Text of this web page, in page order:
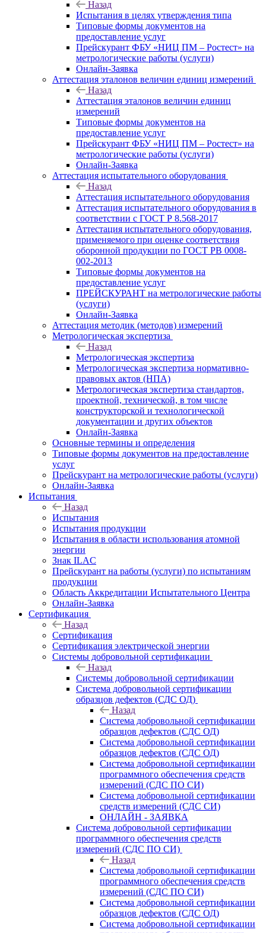
Назад
Испытания в целях утверждения типа
Типовые формы документов на
предоставление услуг
Прейскурант ФБУ «НИЦ ПМ – Ростест» на
метрологические работы (услуги)
Онлайн-Заявка
Аттестация эталонов величин единиц измерений
Назад
Аттестация эталонов величин единиц
измерений
Типовые формы документов на
предоставление услуг
Прейскурант ФБУ «НИЦ ПМ – Ростест» на
метрологические работы (услуги)
Онлайн-Заявка
Аттестация испытательного оборудования
Назад
Аттестация испытательного оборудования
Аттестация испытательного оборудования в
соответствии с ГОСТ Р 8.568-2017
Аттестация испытательного оборудования,
применяемого при оценке соответствия
оборонной продукции по ГОСТ РВ 0008-
002-2013
Типовые формы документов на
предоставление услуг
ПРЕЙСКУРАНТ на метрологические работы
(услуги)
Онлайн-Заявка
Аттестация методик (методов) измерений
Метрологическая экспертиза
Назад
Метрологическая экспертиза
Метрологическая экспертиза нормативно-
правовых актов (НПА)
Метрологическая экспертиза стандартов,
проектной, технической, в том числе
конструкторской и технологической
документации и других объектов
Онлайн-Заявка
Основные термины и определения
Типовые формы документов на предоставление
услуг
Прейскурант на метрологические работы (услуги)
Онлайн-Заявка
Испытания
Назад
Испытания
Испытания продукции
Испытания в области использования атомной
энергии
Знак ILAC
Прейскурант на работы (услуги) по испытаниям
продукции
Область Аккредитации Испытательного Центра
Онлайн-Заявка
Сертификация
Назад
Сертификация
Сертификация электрической энергии
Системы добровольной сертификации
Назад
Системы добровольной сертификации
Система добровольной сертификации
образцов дефектов (СДС ОД)
Назад
Система добровольной сертификации
образцов дефектов (СДС ОД)
Система добровольной сертификации
образцов дефектов (СДС ОД)
Система добровольной сертификации
программного обеспечения средств
измерений (СДС ПО СИ)
Система добровольной сертификации
средств измерений (СДС СИ)
ОНЛАЙН - ЗАЯВКА
Система добровольной сертификации
программного обеспечения средств
измерений (СДС ПО СИ)
Назад
Система добровольной сертификации
программного обеспечения средств
измерений (СДС ПО СИ)
Система добровольной сертификации
образцов дефектов (СДС ОД)
Система добровольной сертификации